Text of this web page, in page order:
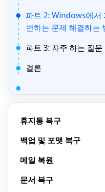
파트 2: Windows에서
변하는 문제 해결하는
파트 3: 자주 하는 질문
결론
휴지통 복구
백업 및 포맷 복구
메일 복원
문서 복구